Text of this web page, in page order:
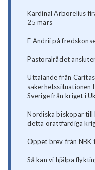
Kardinal Arborelius
25 mars
F Andrii på
Pastoralrådet
Uttalande från
säkerhetssituationen
Sverige från kriget i
Nordiska biskopar till
detta orättfärdiga
Öppet brev från NBK
Så kan vi hjälpa